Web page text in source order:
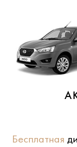
Бесплатная